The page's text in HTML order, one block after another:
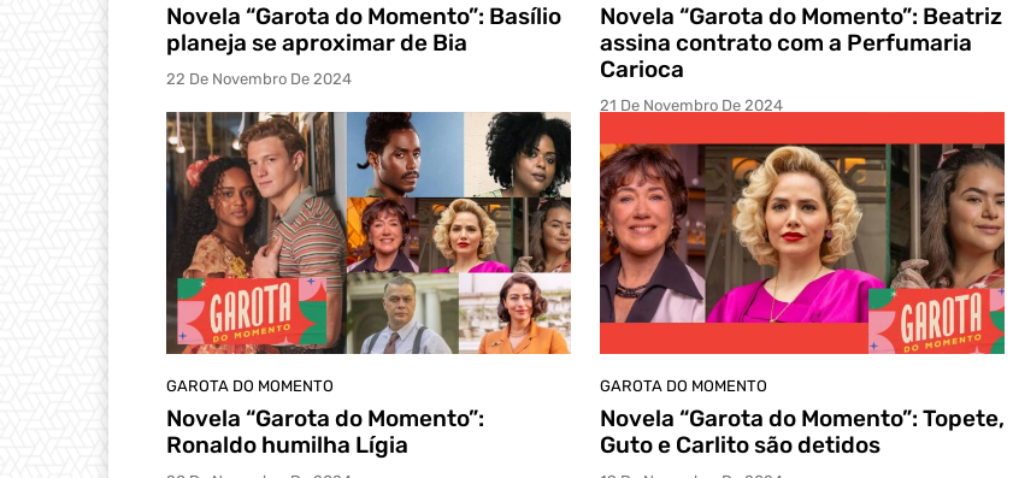
Novela “Garota do Momento”: Basílio
planeja se aproximar de Bia
22 De Novembro De 2024
Novela “Garota do Momento”: Beatriz
assina contrato com a Perfumaria
Carioca
21 De Novembro De 2024
GAROTA DO MOMENTO
Novela “Garota do Momento”:
Ronaldo humilha Lígia
GAROTA DO MOMENTO
Novela “Garota do Momento”: Topete,
Guto e Carlito são detidos